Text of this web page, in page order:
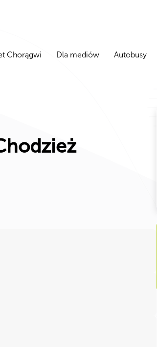
Chorągwi Dla mediów Autobusy